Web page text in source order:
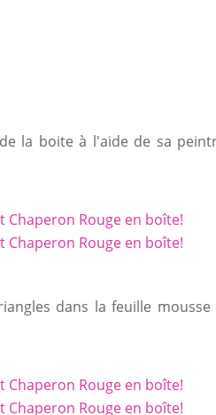
la boite à l'aide de sa
dans la feuille